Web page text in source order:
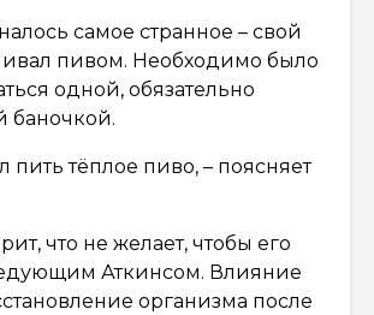
самое странное – свой
пивом. Необходимо было
одной, обязательно
баночкой.
пить тёплое пиво, – поясняет
что не желает, чтобы его
Аткинсом. Влияние
организма после